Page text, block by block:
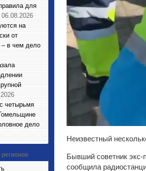
для
06.08.2026
на
от
в чем дело
четырьмя
дело
Неизвестный
Бывший советник экс-
сообщила